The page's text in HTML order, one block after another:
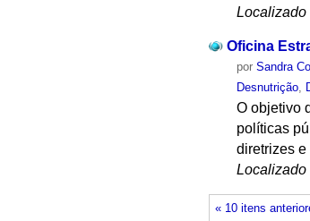
Localizado
Oficina
porSandra
Desnutrição,
O objetivo
políticas
diretrizes
Localizado
« 10 itens